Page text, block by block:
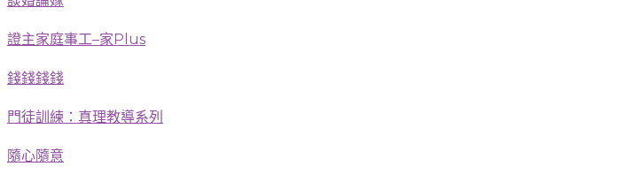
證主家庭事工–家Plus
錢錢錢錢
門徒訓練：真理教導系列
隨心隨意